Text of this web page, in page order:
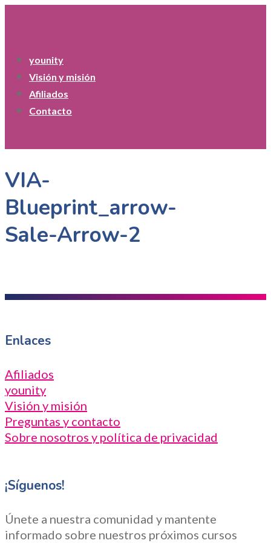
younity
Visión y misión
Afiliados
Contacto
VIA-
Blueprint_arrow-
Sale-Arrow-2
Enlaces
Afiliados
younity
Visión y misión
Preguntas y contacto
Sobre nosotros y política de privacidad
¡Síguenos!
Únete a nuestra comunidad y mantente
informado sobre nuestros próximos cursos